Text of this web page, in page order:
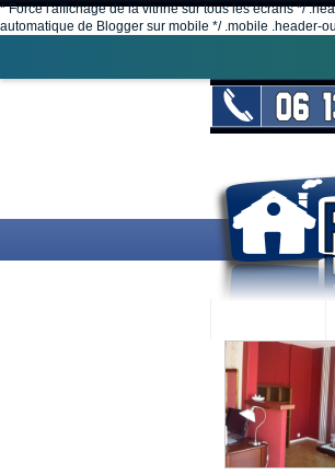
* Force l'affichage de la vitrine sur tous les écrans */
automatique de Blogger sur mobile */ .mobile .header-